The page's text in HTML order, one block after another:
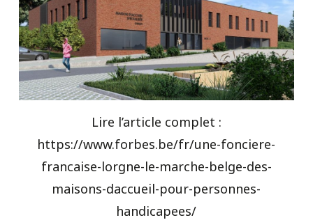
Lire l’article complet :
https://www.forbes.be/fr/une-fonciere-
francaise-lorgne-le-marche-belge-des-
maisons-daccueil-pour-personnes-
handicapees/